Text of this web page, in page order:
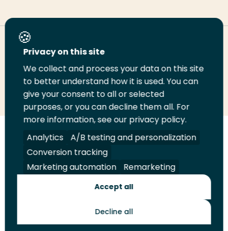
Deel deze pagina
Deel
LinkedIn
Deel
op
Twitter
Deel
op
Facebook
Email
deze
pagina
Print
deze
pagina
Volg
ons
op
LinkedIn
Volg
ons
op
Facebook
Volg
ons
op
YouTube
Volg
ons
op
Instagram
Juridisch Security A-Z Index
Contact
Toekomstmakers
Privacy on this site
We collect and process your data on this site
to better understand how it is used. You can
give your consent to all or selected
purposes, or you can decline them all. For
more information, see our privacy policy.
Analytics
A/B testing and personalization
Conversion tracking
Marketing automation
Remarketing
Accept all
Decline all